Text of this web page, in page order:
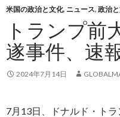
米国の政治と文化, ニュース, 政治
トランプ前
遂事件、速
2024年7月14日
7月13日、ドナルド・ト